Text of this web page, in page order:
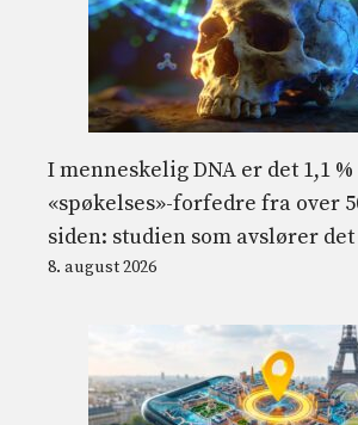
I menneskelig DNA er det 1,1 %
«spøkelses»-forfedre fra over
siden: studien som avslører det
8. august 2026